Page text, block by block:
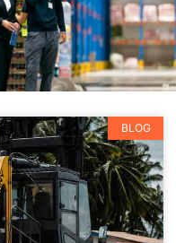
BLOG